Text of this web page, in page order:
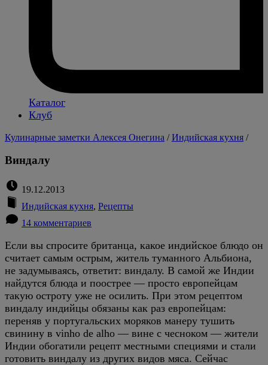
Каталог
Клуб
Кулинарные заметки Алексея Онегина /Индийская кухня /
Виндалу
19.12.2013
Индийская кухня, Рецепты
14 комментариев
Если вы спросите британца, какое индийское блюдо он
считает самым острым, житель туманного Альбиона,
не задумываясь, ответит: виндалу. В самой же Индии
найдутся блюда и поострее — просто европейцам
такую остроту уже не осилить. При этом рецептом
виндалу индийцы обязаны как раз европейцам:
переняв у португальских моряков манеру тушить
свинину в vinho de alho — вине с чесноком — жители
Индии обогатили рецепт местными специями и стали
готовить виндалу из других видов мяса. Сейчас